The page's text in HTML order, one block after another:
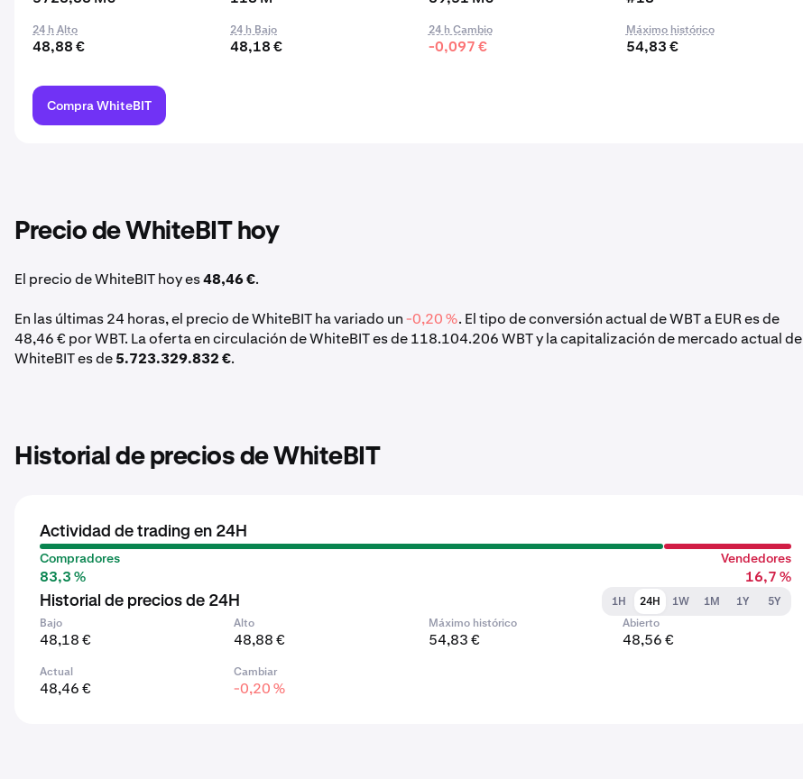
24 h Alto
48,88 €
24 h Bajo
48,18 €
24 h Cambio
-0,097 €
Máximo histórico
54,83 €
Compra WhiteBIT
Precio de WhiteBIT hoy
El precio de WhiteBIT hoy es48,46 €.
En las últimas 24 horas, el precio de WhiteBIT ha variado un-0,20 %. El tipo de conversión actual de WBT a EUR es de
48,46 € por WBT. La oferta en circulación de WhiteBIT es de 118.104.206 WBT y la capitalización de mercado actual de
WhiteBIT es de5.723.329.832 €.
Historial de precios de WhiteBIT
Actividad de trading en 24H
Compradores
83,3 %
Vendedores
16,7 %
Historial de precios de 24H 1H 24H 1W 1M 1Y
5Y
Bajo
48,18 €
Alto
48,88 €
Máximo histórico
54,83 €
Abierto
48,56 €
Actual
48,46 €
Cambiar
-0,20 %